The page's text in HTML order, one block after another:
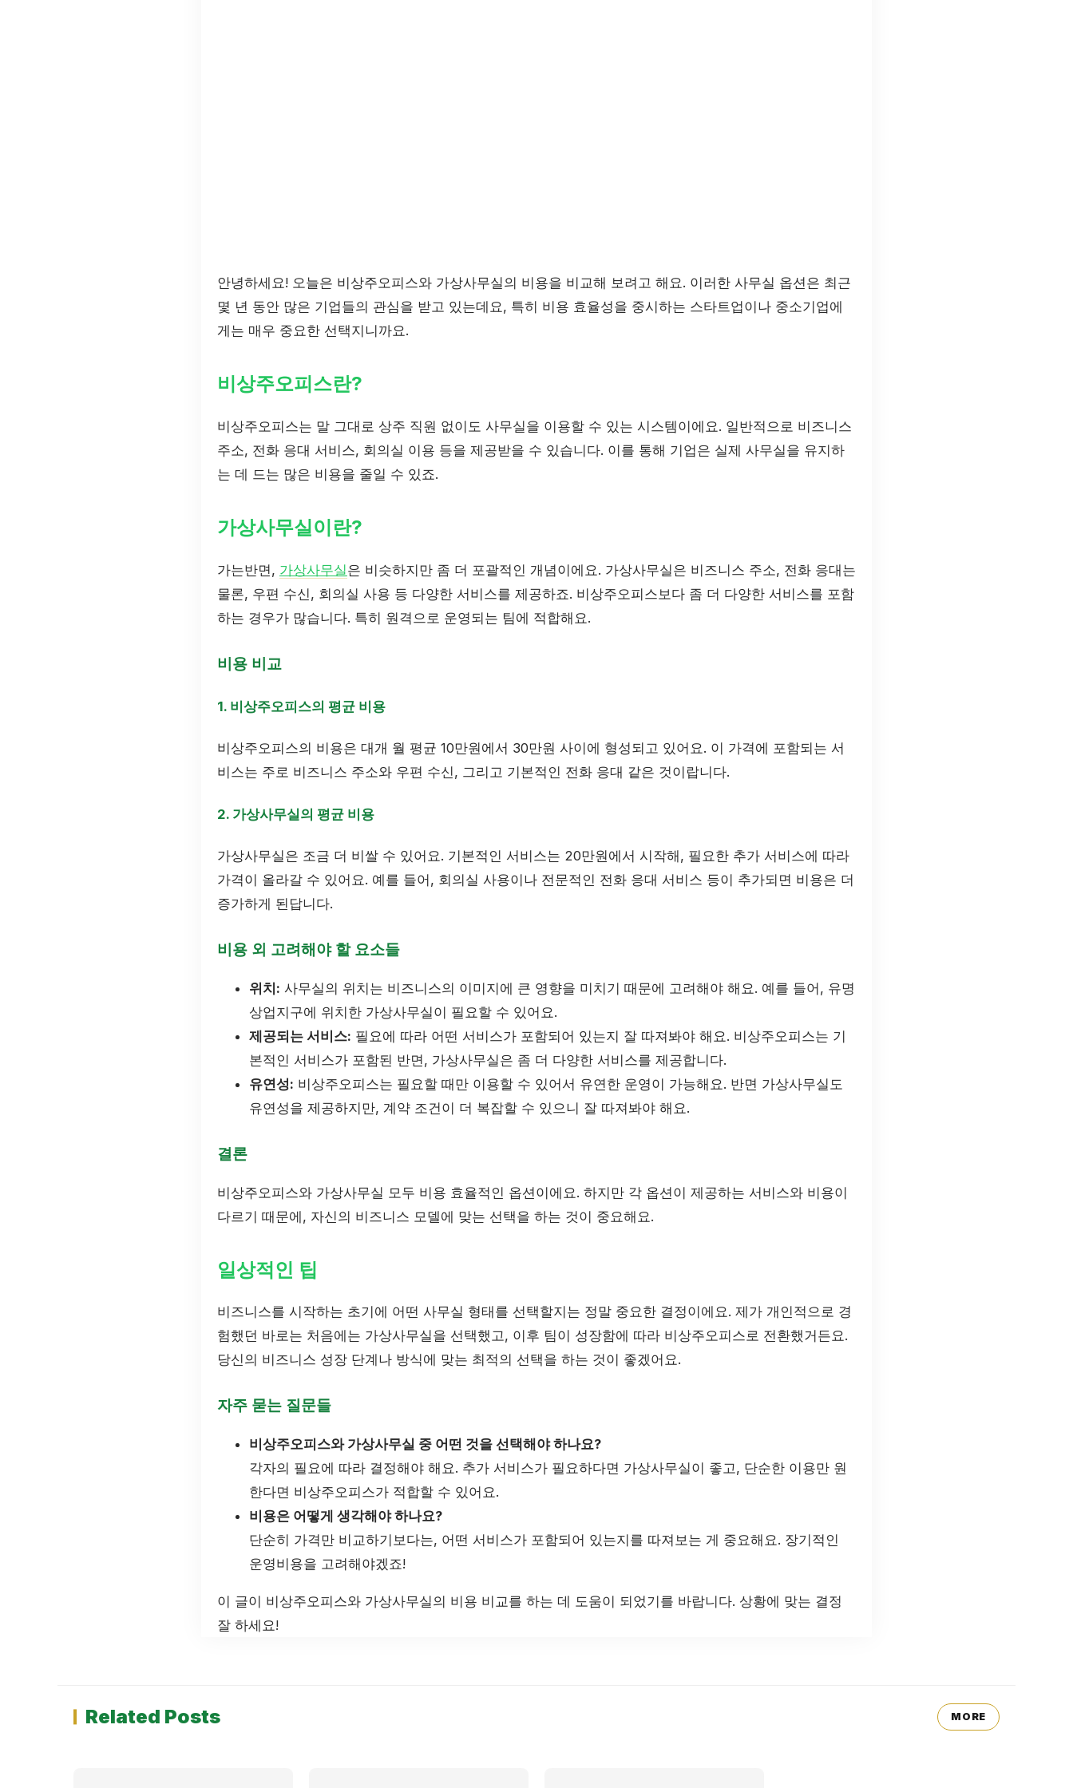
안녕하세요! 오늘은 비상주오피스와 가상사무실의 비용을 비교해 보려고 해요. 이러한 사무실 옵션은 최근
몇 년 동안 많은 기업들의 관심을 받고 있는데요, 특히 비용 효율성을 중시하는 스타트업이나 중소기업에
게는 매우 중요한 선택지니까요.
비상주오피스란?
비상주오피스는 말 그대로 상주 직원 없이도 사무실을 이용할 수 있는 시스템이에요. 일반적으로 비즈니스
주소, 전화 응대 서비스, 회의실 이용 등을 제공받을 수 있습니다. 이를 통해 기업은 실제 사무실을 유지하
는 데 드는 많은 비용을 줄일 수 있죠.
가상사무실이란?
가는반면, 가상사무실은 비슷하지만 좀 더 포괄적인 개념이에요. 가상사무실은 비즈니스 주소, 전화 응대는
물론, 우편 수신, 회의실 사용 등 다양한 서비스를 제공하죠. 비상주오피스보다 좀 더 다양한 서비스를 포함
하는 경우가 많습니다. 특히 원격으로 운영되는 팀에 적합해요.
비용 비교
1. 비상주오피스의 평균 비용
비상주오피스의 비용은 대개 월 평균 10만원에서 30만원 사이에 형성되고 있어요. 이 가격에 포함되는 서
비스는 주로 비즈니스 주소와 우편 수신, 그리고 기본적인 전화 응대 같은 것이랍니다.
2. 가상사무실의 평균 비용
가상사무실은 조금 더 비쌀 수 있어요. 기본적인 서비스는 20만원에서 시작해, 필요한 추가 서비스에 따라
가격이 올라갈 수 있어요. 예를 들어, 회의실 사용이나 전문적인 전화 응대 서비스 등이 추가되면 비용은 더
증가하게 된답니다.
비용 외 고려해야 할 요소들
위치: 사무실의 위치는 비즈니스의 이미지에 큰 영향을 미치기 때문에 고려해야 해요. 예를 들어, 유명
상업지구에 위치한 가상사무실이 필요할 수 있어요.
제공되는 서비스: 필요에 따라 어떤 서비스가 포함되어 있는지 잘 따져봐야 해요. 비상주오피스는 기
본적인 서비스가 포함된 반면, 가상사무실은 좀 더 다양한 서비스를 제공합니다.
유연성: 비상주오피스는 필요할 때만 이용할 수 있어서 유연한 운영이 가능해요. 반면 가상사무실도
유연성을 제공하지만, 계약 조건이 더 복잡할 수 있으니 잘 따져봐야 해요.
결론
비상주오피스와 가상사무실 모두 비용 효율적인 옵션이에요. 하지만 각 옵션이 제공하는 서비스와 비용이
다르기 때문에, 자신의 비즈니스 모델에 맞는 선택을 하는 것이 중요해요.
일상적인 팁
비즈니스를 시작하는 초기에 어떤 사무실 형태를 선택할지는 정말 중요한 결정이에요. 제가 개인적으로 경
험했던 바로는 처음에는 가상사무실을 선택했고, 이후 팀이 성장함에 따라 비상주오피스로 전환했거든요.
당신의 비즈니스 성장 단계나 방식에 맞는 최적의 선택을 하는 것이 좋겠어요.
자주 묻는 질문들
비상주오피스와 가상사무실 중 어떤 것을 선택해야 하나요?
각자의 필요에 따라 결정해야 해요. 추가 서비스가 필요하다면 가상사무실이 좋고, 단순한 이용만 원
한다면 비상주오피스가 적합할 수 있어요.
비용은 어떻게 생각해야 하나요?
단순히 가격만 비교하기보다는, 어떤 서비스가 포함되어 있는지를 따져보는 게 중요해요. 장기적인
운영비용을 고려해야겠죠!
이 글이 비상주오피스와 가상사무실의 비용 비교를 하는 데 도움이 되었기를 바랍니다. 상황에 맞는 결정
잘 하세요!
Related Posts MORE